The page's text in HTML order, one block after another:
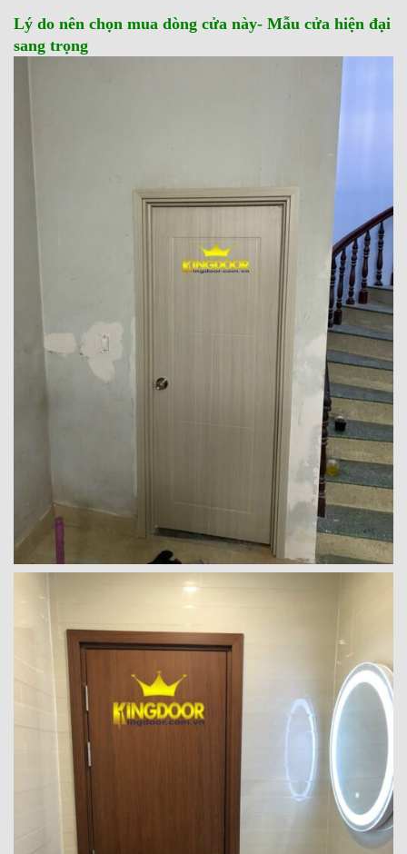
Lý do nên chọn mua dòng cửa này- Mẫu cửa hiện đại
sang trọng